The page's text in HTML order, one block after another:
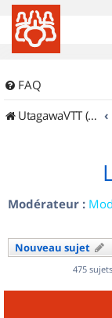
FAQ
UtagawaVTT (Randos VTT et VTTAE avec traces GPS)
Modérateur :
Nouveau sujet
475 sujets